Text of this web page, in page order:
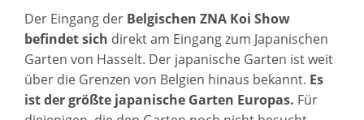
Der Eingang der Belgischen ZNA Koi Show
befindet sich direkt am Eingang zum Japanischen
Garten von Hasselt. Der japanische Garten ist weit
über die Grenzen von Belgien hinaus bekannt. Es
ist der größte japanische Garten Europas. Für